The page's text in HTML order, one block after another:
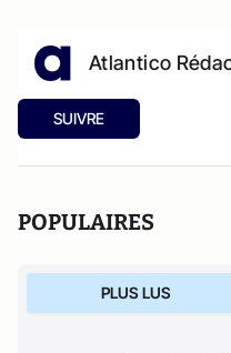
Atlantico
SUIVRE
POPULAIRES
PLUS LUS